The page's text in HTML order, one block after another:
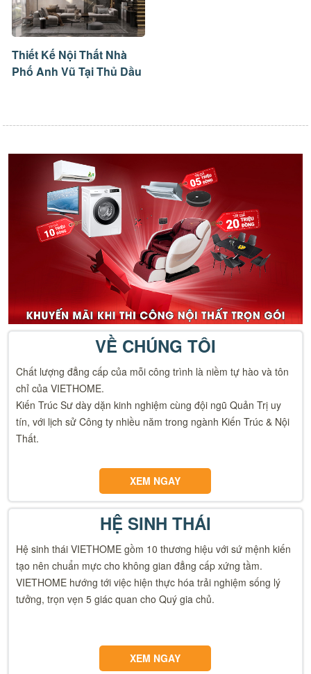
Thiết Kế Nội Thất Nhà
Phố Anh Vũ Tại Thủ Dầu
VỀ CHÚNG TÔI
Chất lượng đẳng cấp của mỗi công trình là niềm tự hào và tôn
chỉ của VIETHOME.
Kiến Trúc Sư dày dặn kinh nghiệm cùng đội ngũ Quản Trị uy
tín, với lịch sử Công ty nhiều năm trong ngành Kiến Trúc & Nội
Thất.
XEM NGAY
HỆ SINH THÁI
Hệ sinh thái VIETHOME gồm 10 thương hiệu với sứ mệnh kiến
tạo nên chuẩn mực cho không gian đẳng cấp xứng tầm.
VIETHOME hướng tới việc hiện thực hóa trải nghiệm sống lý
tưởng, trọn vẹn 5 giác quan cho Quý gia chủ.
XEM NGAY